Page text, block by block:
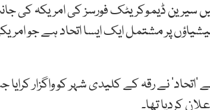
سیرین ڈیموکریٹک فورسز کی امریکہ کی
پر مشتمل ایک ایسا اتحاد ہے جو
نے رقہ کے کلیدی شہر کو واگزار
کردیا تھا۔